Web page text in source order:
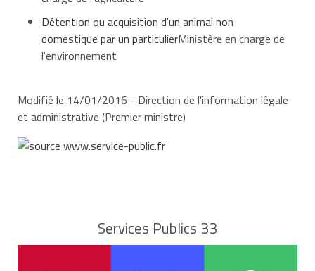
Détention ou acquisition d'un animal non
domestique par un particulierMinistère en charge de
l'environnement
Modifié le 14/01/2016 - Direction de l'information légale
et administrative (Premier ministre)
Services Publics 33